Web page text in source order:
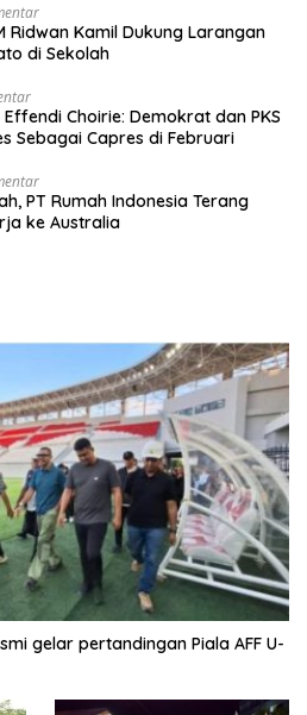
Ridwan Kamil Dukung Larangan
di Sekolah
Effendi Choirie: Demokrat dan PKS
Sebagai Capres di Februari
PT Rumah Indonesia Terang
ke Australia
gelar pertandingan Piala AFF U-